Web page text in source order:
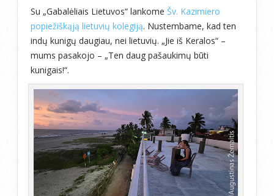
Su „Gabalėliais Lietuvos“ lankome Šv. Kazimiero
popiežiškąją lietuvių kolegiją. Nustembame, kad ten
indų kunigų daugiau, nei lietuvių. „Jie iš Keralos“ –
mums pasakojo – „Ten daug pašaukimų būti
kunigais!“.